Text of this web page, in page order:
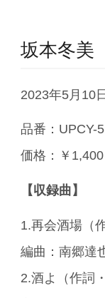
坂本冬美
2023年5月10
品番：UPCY-
価格：￥1,400
【収録曲】
1.再会酒場（
編曲：南郷達
2.酒よ（作詞